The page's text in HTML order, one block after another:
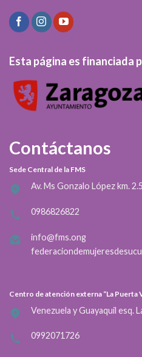
Esta página es financiada
Contáctanos
Sede Central de la FMS
Av. Ms Gonzalo López km.
0986826822
info@fms.ong
Centro de atención externa “La Puerta
Venezuela y Guayaquil esq.
0992071726